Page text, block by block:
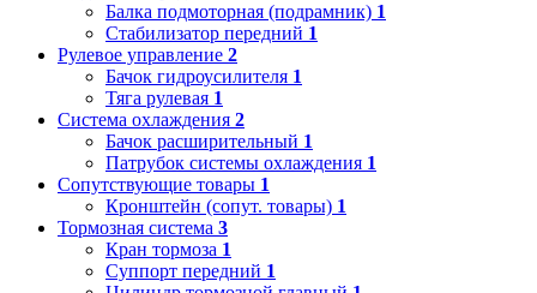
Балка подмоторная (подрамник) 1
Стабилизатор передний 1
Рулевое управление 2
Бачок гидроусилителя 1
Тяга рулевая 1
Система охлаждения 2
Бачок расширительный 1
Патрубок системы охлаждения 1
Сопутствующие товары 1
Кронштейн (сопут. товары) 1
Тормозная система 3
Кран тормоза 1
Суппорт передний 1